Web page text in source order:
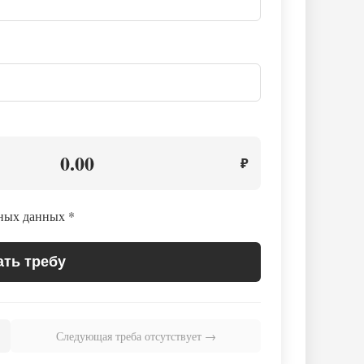
0.00 ₽
данных *
требу
Следующая треба отсутствует →